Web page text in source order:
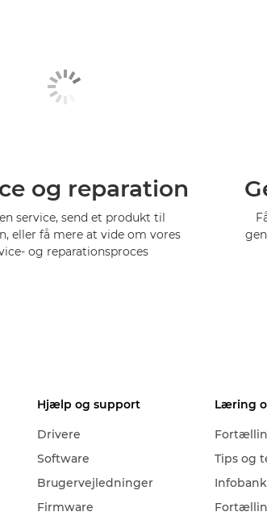
og reparation
service, send et produkt til
eller få mere at vide om vores
og reparationsproces
Hjælp og support
Drivere
Software
Brugervejledninger
Firmware
Læring
Tips og
Infobank